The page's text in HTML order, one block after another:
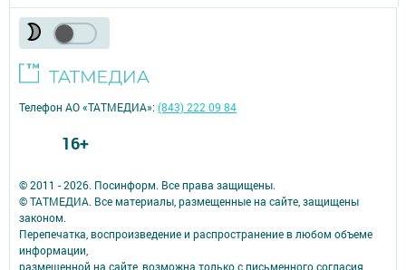
© 2011 - 2026. Посинформ. Все права защищены.
© ТАТМЕДИА. Все материалы, размещенные на сайте, защищены
законом.
Перепечатка, воспроизведение и распространение в любом объеме
информации,
размещенной на сайте, возможна только с письменного согласия
Телефон АО «ТАТМЕДИА»:(843) 222 09 84
16+